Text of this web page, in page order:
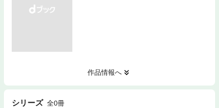
作品情報へ
シリーズ 全0冊